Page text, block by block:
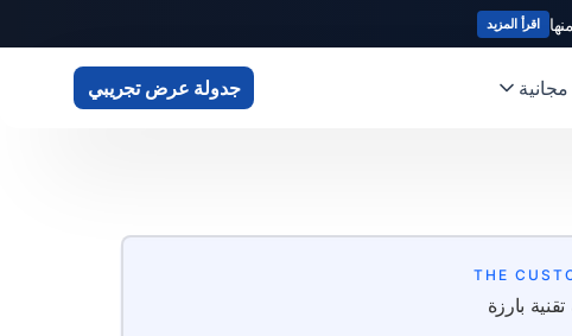
اقرأ المزيد
جدولة عرض تجريبي
THE
بارزة